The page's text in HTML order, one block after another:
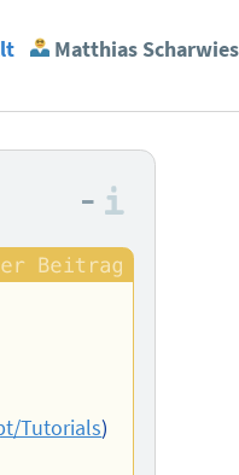
Matthias Scharwies
–
Tutorials)